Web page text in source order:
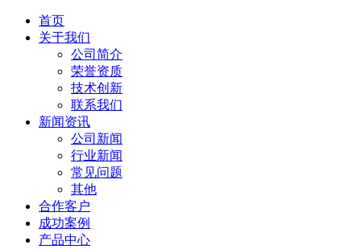
首页
关于我们
公司简介
荣誉资质
技术创新
联系我们
新闻资讯
公司新闻
行业新闻
常见问题
其他
合作客户
成功案例
产品中心